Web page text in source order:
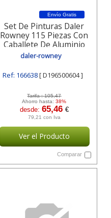
Envío Gratis
Set De Pinturas Daler
Rowney 115 Piezas Con
Caballete De Aluminio
Plegable D196500604
Daler-rowney
daler-rowney
Ref: 166638[ D196500604 ]
Tarifa :105,47
Ahorro hasta:38%
desde: 65,46 €
79,21 con Iva
Ver el Producto
Comparar